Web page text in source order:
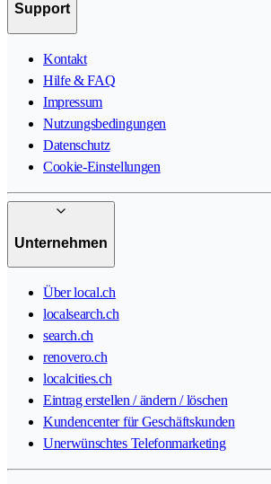
Support
Kontakt
Hilfe & FAQ
Impressum
Nutzungsbedingungen
Datenschutz
Cookie-Einstellungen
Unternehmen
Über local.ch
localsearch.ch
search.ch
renovero.ch
localcities.ch
Eintrag erstellen / ändern / löschen
Kundencenter für Geschäftskunden
Unerwünschtes Telefonmarketing